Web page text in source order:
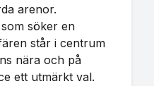
arenor.
söker en
står i centrum
nära och på
ett utmärkt val.